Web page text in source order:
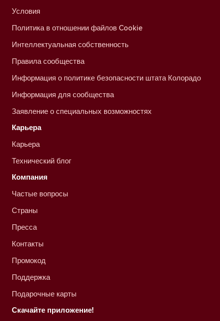
Условия
Политика в отношении файлов Cookie
Интеллектуальная собственность
Правила сообщества
Информация о политике безопасности штата Колорадо
Информация для сообщества
Заявление о специальных возможностях
Карьера
Карьера
Технический блог
Компания
Частые вопросы
Страны
Пресса
Контакты
Промокод
Поддержка
Подарочные карты
Скачайте приложение!